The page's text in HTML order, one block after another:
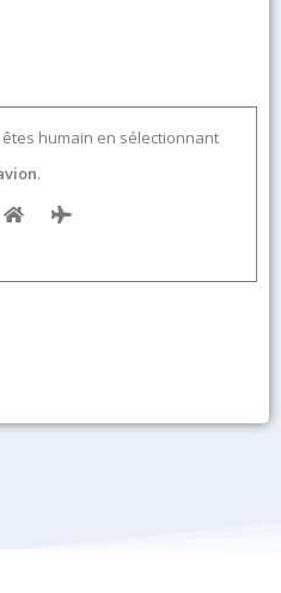
humain en sélectionnant
.